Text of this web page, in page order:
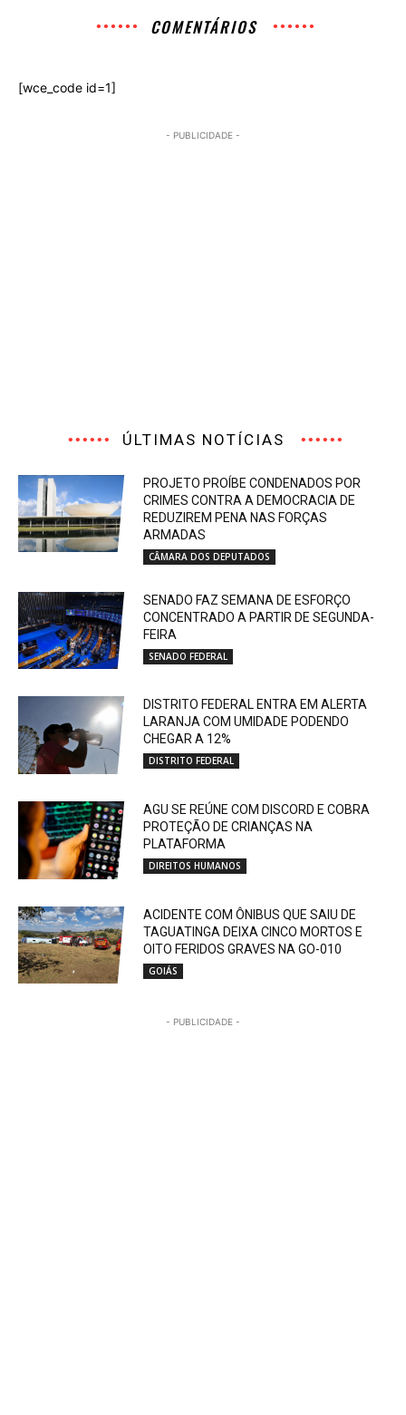
COMENTÁRIOS
[wce_code id=1]
- PUBLICIDADE -
ÚLTIMAS NOTÍCIAS
PROJETO PROÍBE CONDENADOS POR
CRIMES CONTRA A DEMOCRACIA DE
REDUZIREM PENA NAS FORÇAS
ARMADAS
CÂMARA DOS DEPUTADOS
SENADO FAZ SEMANA DE ESFORÇO
CONCENTRADO A PARTIR DE SEGUNDA-
FEIRA
SENADO FEDERAL
DISTRITO FEDERAL ENTRA EM ALERTA
LARANJA COM UMIDADE PODENDO
CHEGAR A 12%
DISTRITO FEDERAL
AGU SE REÚNE COM DISCORD E COBRA
PROTEÇÃO DE CRIANÇAS NA
PLATAFORMA
DIREITOS HUMANOS
ACIDENTE COM ÔNIBUS QUE SAIU DE
TAGUATINGA DEIXA CINCO MORTOS E
OITO FERIDOS GRAVES NA GO-010
GOIÁS
- PUBLICIDADE -